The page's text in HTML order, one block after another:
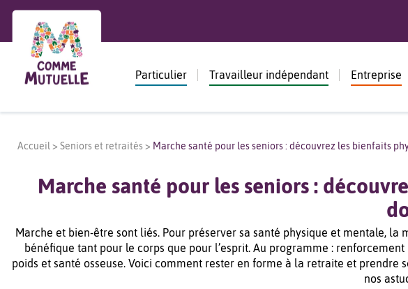
Particulier Travailleur indépendant Entreprise
Accueil > Seniors et retraités> Marche santé pour les seniors : découvrez les bienfaits
Marche santé pour les seniors :
Marche et bien-être sont liés. Pour préserver sa santé physique et mentale,
bénéfique tant pour le corps que pour l’esprit. Au programme :
poids et santé osseuse. Voici comment rester en forme à la retraite et prendre
nos